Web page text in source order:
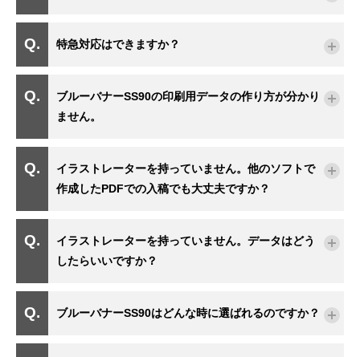
特急対応はできますか？
ブルーバナーSS90の印刷用データの作り方が分かり
ません。
イラストレーターを持っていません。他のソフトで
作成したPDFでの入稿でも大丈夫ですか？
イラストレーターを持っていません。データはどう
したらいいですか？
ブルーバナーSS90はどんな時に選ばれるのですか？